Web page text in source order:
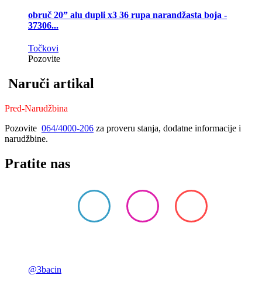
obruč 20” alu dupli x3 36 rupa narandžasta boja -
37306...
Točkovi
Pozovite
Naruči artikal
Pred-Narudžbina
Pozovite 064/4000-206 za proveru stanja, dodatne informacije i
narudžbine.
Pratite nas
@3bacin